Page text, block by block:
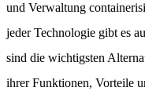
und Verwaltung
jeder Technologie gibt es
sind die wichtigsten
ihrer Funktionen, Vorteile